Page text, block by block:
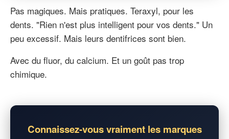
Pas magiques. Mais pratiques. Teraxyl, pour les
dents. "Rien n'est plus intelligent pour vos dents." Un
peu excessif. Mais leurs dentifrices sont bien.
Avec du fluor, du calcium. Et un goût pas trop
chimique.
Connaissez-vous vraiment les marques